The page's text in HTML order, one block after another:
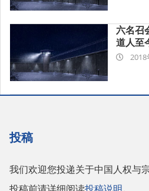
六名召
道人至
2018-2018
投稿
我们欢迎您投递关于中国人权与